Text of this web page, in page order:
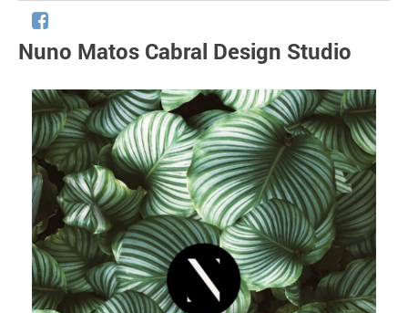
Nuno Matos Cabral Design Studio